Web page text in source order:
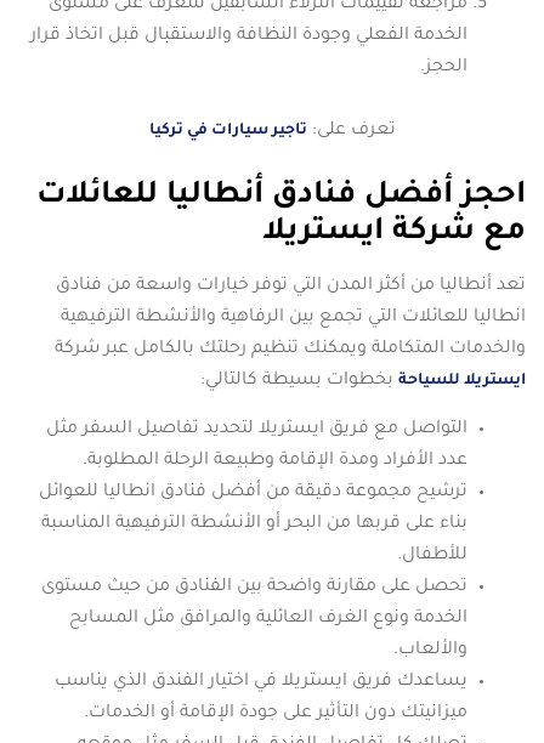
مراجعة تقييمات النزلاء السابقين للتعرف على مستوى
الخدمة الفعلي وجودة النظافة والاستقبال قبل اتخاذ قرار
الحجز.
تعرف على: تاجير سيارات في تركيا
احجز أفضل فنادق أنطاليا للعائلات
مع شركة ايستريلا
تعد أنطاليا من أكثر المدن التي توفر خيارات واسعة من فنادق
انطاليا للعائلات التي تجمع بين الرفاهية والأنشطة الترفيهية
والخدمات المتكاملة ويمكنك تنظيم رحلتك بالكامل عبر شركة
ايستريلا للسياحة بخطوات بسيطة كالتالي:
التواصل مع فريق ايستريلا لتحديد تفاصيل السفر مثل
عدد الأفراد ومدة الإقامة وطبيعة الرحلة المطلوبة.
ترشيح مجموعة دقيقة من أفضل فنادق انطاليا للعوائل
بناء على قربها من البحر أو الأنشطة الترفيهية المناسبة
للأطفال.
تحصل على مقارنة واضحة بين الفنادق من حيث مستوى
الخدمة ونوع الغرف العائلية والمرافق مثل المسابح
والألعاب.
يساعدك فريق ايستريلا في اختيار الفندق الذي يناسب
ميزانيتك دون التأثير على جودة الإقامة أو الخدمات.